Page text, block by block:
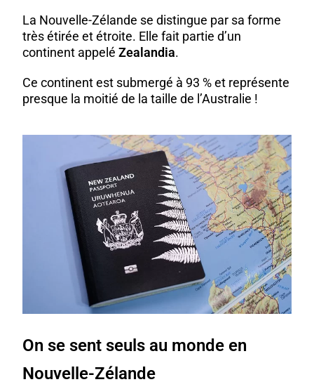
La Nouvelle-Zélande se distingue par sa forme
très étirée et étroite. Elle fait partie d’un
continent appeléZealandia.
Ce continent est submergé à 93 % et représente
presque la moitié de la taille de l’Australie !
On se sent seuls au monde en
Nouvelle-Zélande